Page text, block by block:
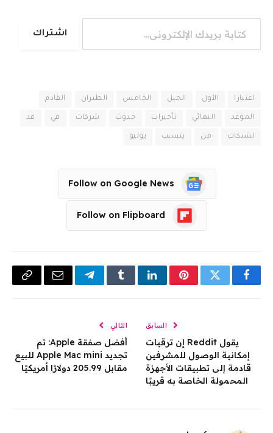
كتابة بريدك الإلكتروني...
اشتراك
اعتبارا الأول الجيل الخامس الطيران القادم
الموعد النهائي تأخيرات حدوث شركات في قد
لشبكات من يتسبب يوليو
Follow on Google News
Follow on Flipboard
فيسبوكتويتر بينتيريستلينكدإنTumblrتيلقرامالبريد
Copy
السابق
يقول Reddit إن ترقيات
إمكانية الوصول للمشرفين
قادمة إلى تطبيقات الأجهزة
المحمولة الخاصة به قريبًا
التالي
أفضل صفقة Apple: تم
تجديد Apple Mac mini للبيع
مقابل 205.99 دولارًا أمريكيًا